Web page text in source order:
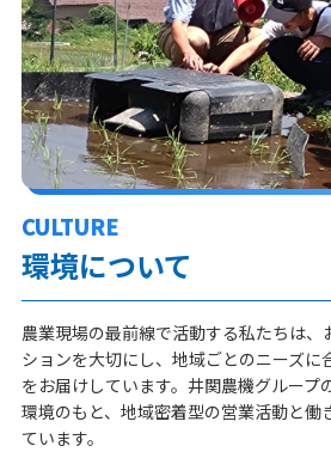
CULTURE
環境について
農業現場の最前線で活動する私たちは、
ションを大切にし、地域ごとのニーズに
をお届けしています。井関農機グループ
環境のもと、地域密着型の営業活動と働
ています。